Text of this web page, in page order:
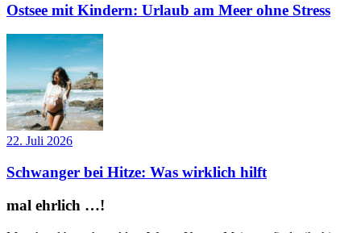
Ostsee mit Kindern: Urlaub am Meer ohne Stress
22. Juli 2026
Schwanger bei Hitze: Was wirklich hilft
mal ehrlich …!